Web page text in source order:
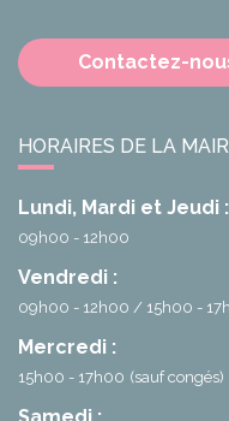
Contactez-
HORAIRES DE LA
Lundi, Mardi et Jeudi :
09h00 - 12h00
Vendredi :
09h00 - 12h00 15h00 -
Mercredi :
15h00 - 17h00 (sauf congés)
Samedi :